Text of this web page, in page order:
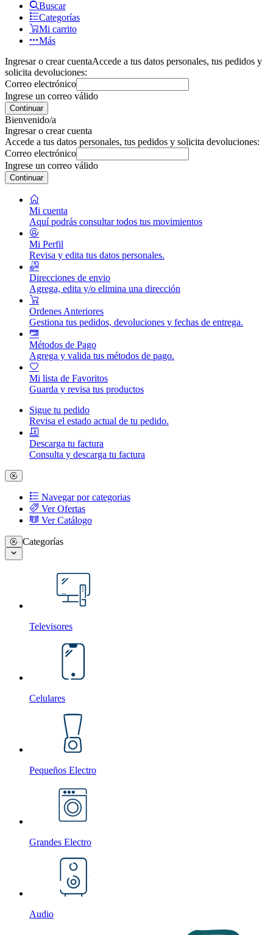
Buscar
Categorías
Mi carrito
Más
Ingresar o crear cuentaAccede a tus datos personales, tus pedidos y
solicita devoluciones:
Correo electrónico
Ingrese un correo válido
Continuar
Bienvenido/a
Ingresar o crear cuenta
Accede a tus datos personales, tus pedidos y solicita devoluciones:
Correo electrónico
Ingrese un correo válido
Continuar
Mi cuenta
Aquí podrás consultar todos tus movimientos
Mi Perfil
Revisa y edita tus datos personales.
Direcciones de envio
Agrega, edita y/o elimina una dirección
Ordenes Anteriores
Gestiona tus pedidos, devoluciones y fechas de entrega.
Métodos de Pago
Agrega y valida tus métodos de pago.
Mi lista de Favoritos
Guarda y revisa tus productos
Sigue tu pedido
Revisa el estado actual de tu pedido.
Descarga tu factura
Consulta y descarga tu factura
Navegar por categorias
Ver Ofertas
Ver Catálogo
Categorías
Televisores
Celulares
Pequeños Electro
Grandes Electro
Audio